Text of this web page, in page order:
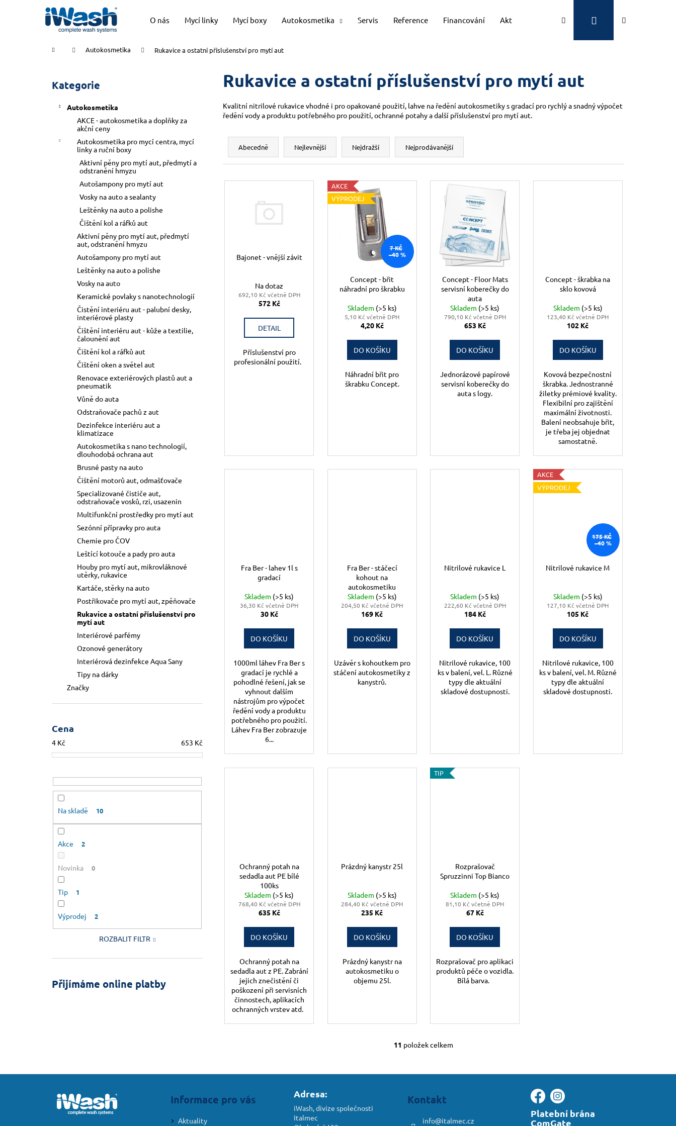
O nás Mycí linky Mycí boxy Autokosmetika Servis Reference Financování Aktuality Kontakty ZnačkyPřihlášení
Domů Autokosmetika Rukavice a ostatní příslušenství pro mytí aut
Přeskočit
kategorie
Kategorie
Autokosmetika
AKCE - autokosmetika a doplňky za
akční ceny
Autokosmetika pro mycí centra, mycí
linky a ruční boxy
Aktivní pěny pro mytí aut, předmytí a
odstranění hmyzu
Autošampony pro mytí aut
Vosky na auto a sealanty
Leštěnky na auto a polishe
Čištění kol a ráfků aut
Aktivní pěny pro mytí aut, předmytí
aut, odstranění hmyzu
Autošampony pro mytí aut
Leštěnky na auto a polishe
Vosky na auto
Keramické povlaky s nanotechnologií
Čistění interiéru aut - palubní desky,
interiérové plasty
Čištění interiéru aut - kůže a textilie,
čalounění aut
Čištění kol a ráfků aut
Čištění oken a světel aut
Renovace exteriérových plastů aut a
pneumatik
Vůně do auta
Odstraňovače pachů z aut
Dezinfekce interiéru aut a
klimatizace
Autokosmetika s nano technologií,
dlouhodobá ochrana aut
Brusné pasty na auto
Čištění motorů aut, odmašťovače
Specializované čističe aut,
odstraňovače vosků, rzi, usazenin
Multifunkční prostředky pro mytí aut
Sezónní přípravky pro auta
Chemie pro ČOV
Leštící kotouče a pady pro auta
Houby pro mytí aut, mikrovláknové
utěrky, rukavice
Kartáče, stěrky na auto
Postřikovače pro mytí aut, zpěňovače
Rukavice a ostatní příslušenství pro
mytí aut
Interiérové parfémy
Ozonové generátory
Interiérová dezinfekce Aqua Sany
Tipy na dárky
Značky
Cena
4 Kč 653 Kč
Na skladě 10
Akce 2
Novinka 0
Tip 1
Výprodej 2
ROZBALIT FILTR
Přijímáme online platby
Rukavice a ostatní příslušenství pro mytí aut
Kvalitní nitrilové rukavice vhodné i pro opakované použití, lahve na ředění autokosmetikys gradací pro rychlý a snadný výpočet
ředění vody a produktu potřebného pro použití, ochranné potahya další příslušenství pro mytí aut.
Ř
z
Abecedně Nejlevnější Nejdražší Nejprodávanější
V
Bajonet - vnější závit
Na dotaz
692,10 Kč včetně DPH
572 Kč
DETAIL
Příslušenství pro
profesionální použití.
AKCE
VÝPRODEJ
7 KČ
–40 %
Concept - břit
náhradní pro škrabku
Skladem (>5 ks)
5,10 Kč včetně DPH
4,20 Kč
DO KOŠÍKU
Náhradní břit pro
škrabku Concept.
Concept - Floor Mats
servisní koberečky do
auta
Skladem (>5 ks)
790,10 Kč včetně DPH
653 Kč
DO KOŠÍKU
Jednorázové papírové
servisní koberečky do
auta s logy.
Concept - škrabka na
sklo kovová
Skladem (>5 ks)
123,40 Kč včetně DPH
102 Kč
DO KOŠÍKU
Kovová bezpečnostní
škrabka. Jednostranné
žiletky prémiové kvality.
Flexibilní pro zajištění
maximální životnosti.
Balení neobsahuje břit,
je třeba jej objednat
samostatně.
Fra Ber - lahev 1l s
gradací
Skladem (>5 ks)
36,30 Kč včetně DPH
30 Kč
DO KOŠÍKU
1000ml láhev Fra Ber s
gradací je rychlé a
pohodlné řešení, jak se
vyhnout dalším
nástrojům pro výpočet
ředění vody a produktu
potřebného pro použití.
Láhev Fra Ber zobrazuje
6...
Fra Ber - stáčecí
kohout na
autokosmetiku
Skladem (>5 ks)
204,50 Kč včetně DPH
169 Kč
DO KOŠÍKU
Uzávěr s kohoutkem pro
stáčení autokosmetiky z
kanystrů.
Nitrilové rukavice L
Skladem (>5 ks)
222,60 Kč včetně DPH
184 Kč
DO KOŠÍKU
Nitrilové rukavice, 100
ks v balení, vel. L. Různé
typy dle aktuální
skladové dostupnosti.
AKCE
VÝPRODEJ
175 KČ
–40 %
Nitrilové rukavice M
Skladem (>5 ks)
127,10 Kč včetně DPH
105 Kč
DO KOŠÍKU
Nitrilové rukavice, 100
ks v balení, vel. M. Různé
typy dle aktuální
skladové dostupnosti.
Ochranný potah na
sedadla aut PE bílé
100ks
Skladem (>5 ks)
768,40 Kč včetně DPH
635 Kč
DO KOŠÍKU
Ochranný potah na
sedadla aut z PE. Zabrání
jejich znečistění či
poškození při servisních
činnostech, aplikacích
ochranných vrstev atd.
Prázdný kanystr 25l
Skladem (>5 ks)
284,40 Kč včetně DPH
235 Kč
DO KOŠÍKU
Prázdný kanystr na
autokosmetiku o
objemu 25l.
TIP
Rozprašovač
Spruzzinni Top Bianco
Skladem (>5 ks)
81,10 Kč včetně DPH
67 Kč
DO KOŠÍKU
Rozprašovač pro aplikaci
produktů péče o vozidla.
Bílá barva.
O
l
d
a
c
11 položek celkem
Zpět
Zpět
Co potřebujete najít?
Doporučujeme
Informace pro vás
Aktuality
Adresa:
iWash, divize společnosti
Italmec
Kontakt
info@italmec.cz
Platební brána
ComGate